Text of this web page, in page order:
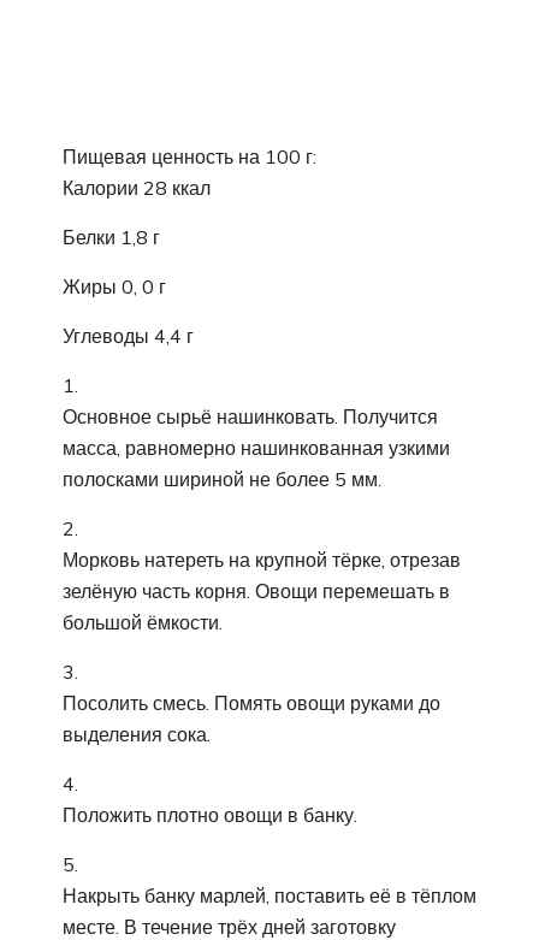
Пищевая ценность на 100 г:
Калории 28 ккал
Белки 1,8 г
Жиры 0, 0 г
Углеводы 4,4 г
Основное сырьё нашинковать. Получится
масса, равномерно нашинкованная узкими
полосками шириной не более 5 мм.
Морковь натереть на крупной тёрке, отрезав
зелёную часть корня. Овощи перемешать в
большой ёмкости.
Посолить смесь. Помять овощи руками до
выделения сока.
Положить плотно овощи в банку.
Накрыть банку марлей, поставить её в тёплом
месте. В течение трёх дней заготовку